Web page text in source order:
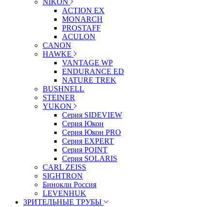
NIKON
ACTION EX
MONARCH
PROSTAFF
ACULON
CANON
HAWKE
VANTAGE WP
ENDURANCE ED
NATURE TREK
BUSHNELL
STEINER
YUKON
Серия SIDEVIEW
Серия Юкон
Серия Юкон PRO
Серия EXPERT
Серия POINT
Серия SOLARIS
CARL ZEISS
SIGHTRON
Бинокли Россия
LEVENHUK
ЗРИТЕЛЬНЫЕ ТРУБЫ